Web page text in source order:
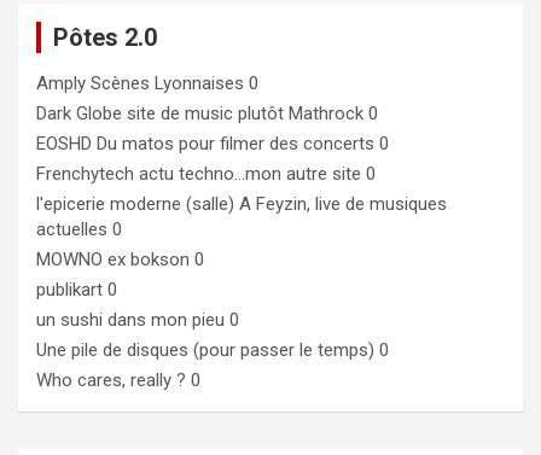
Pôtes 2.0
Amply Scènes Lyonnaises 0
Dark Globe site de music plutôt Mathrock 0
EOSHD Du matos pour filmer des concerts 0
Frenchytech actu techno…mon autre site 0
l'epicerie moderne (salle) A Feyzin, live de musiques
actuelles 0
MOWNO ex bokson 0
publikart 0
un sushi dans mon pieu 0
Une pile de disques (pour passer le temps) 0
Who cares, really ? 0